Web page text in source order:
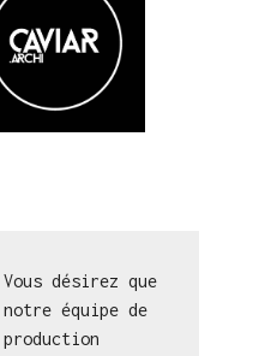
Vous désirez que
notre équipe de
production